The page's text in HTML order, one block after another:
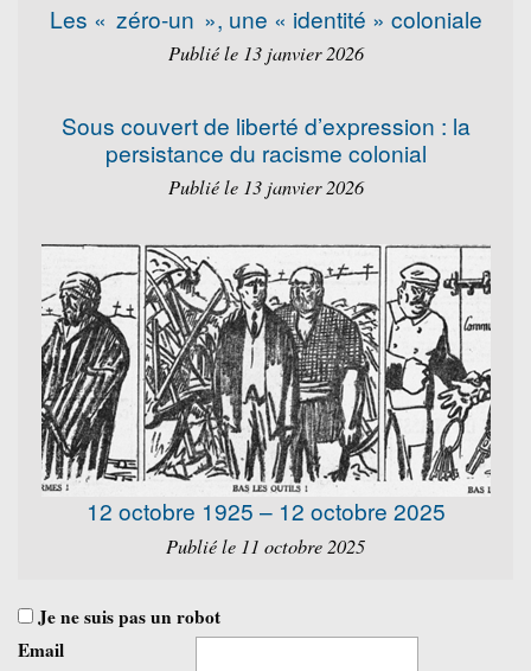
Les « zéro-un », une « identité » coloniale
Publié le 13 janvier 2026
Sous couvert de liberté d’expression : la
persistance du racisme colonial
Publié le 13 janvier 2026
12 octobre 1925 – 12 octobre 2025
Publié le 11 octobre 2025
Je ne suis pas un robot
Email